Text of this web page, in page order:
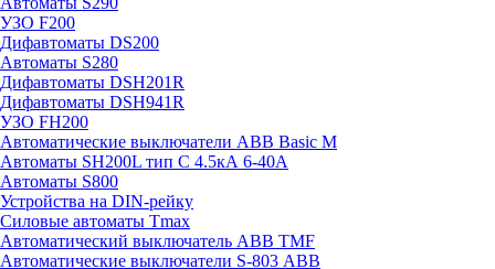
УЗО F200
Дифавтоматы DS200
Автоматы S280
Дифавтоматы DSH201R
Дифавтоматы DSH941R
УЗО FH200
Автоматические выключатели ABB Basic M
Автоматы SH200L тип С 4.5кА 6-40А
Автоматы S800
Устройства на DIN-рейку
Силовые автоматы Tmax
Автоматический выключатель ABB TMF
Автоматические выключатели S-803 АВВ